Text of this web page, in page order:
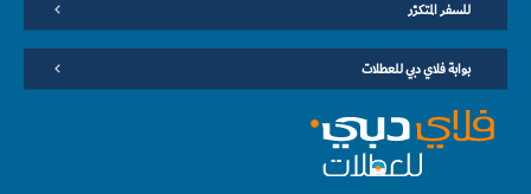
للسفر المتكرّر
بوابة فلاي دبي للعطلات